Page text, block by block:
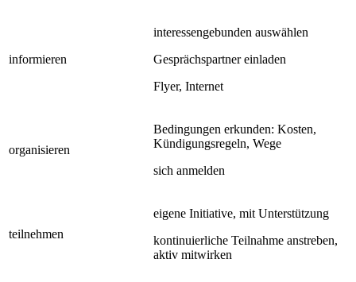
informieren
interessengebunden auswählen
Gesprächspartner einladen
Flyer, Internet
organisieren
Bedingungen erkunden: Kosten,
Kündigungsregeln, Wege
sich anmelden
teilnehmen
eigene Initiative, mit Unterstützung
kontinuierliche Teilnahme anstreben,
aktiv mitwirken